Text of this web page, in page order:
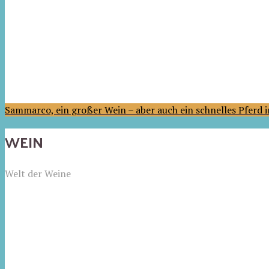
Sammarco, ein großer Wein – aber auch ein schnelles Pferd
WEIN
Welt der Weine